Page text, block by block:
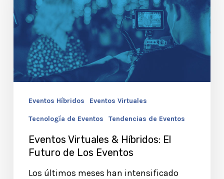
Híbridos:
El
Futuro
Los
Eventos Híbridos Eventos Virtuales
Tecnología de Eventos Tendencias de Eventos
Eventos Virtuales & Híbridos: El
Futuro de Los Eventos
Los últimos meses han intensificado